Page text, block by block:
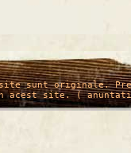
site sunt originale.
acest site. (